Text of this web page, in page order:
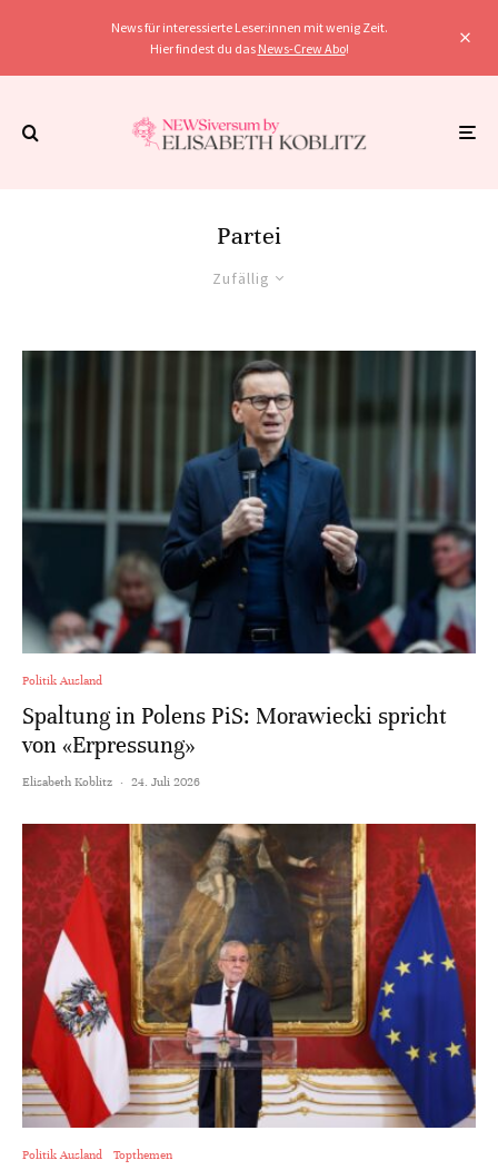
News für interessierte Leser:innen mit wenig Zeit.
Hier findest du das News-Crew Abo!
Partei
Zufällig
Politik Ausland
Spaltung in Polens PiS: Morawiecki spricht
von «Erpressung»
Elisabeth Koblitz · 24. Juli 2026
Politik Ausland Topthemen